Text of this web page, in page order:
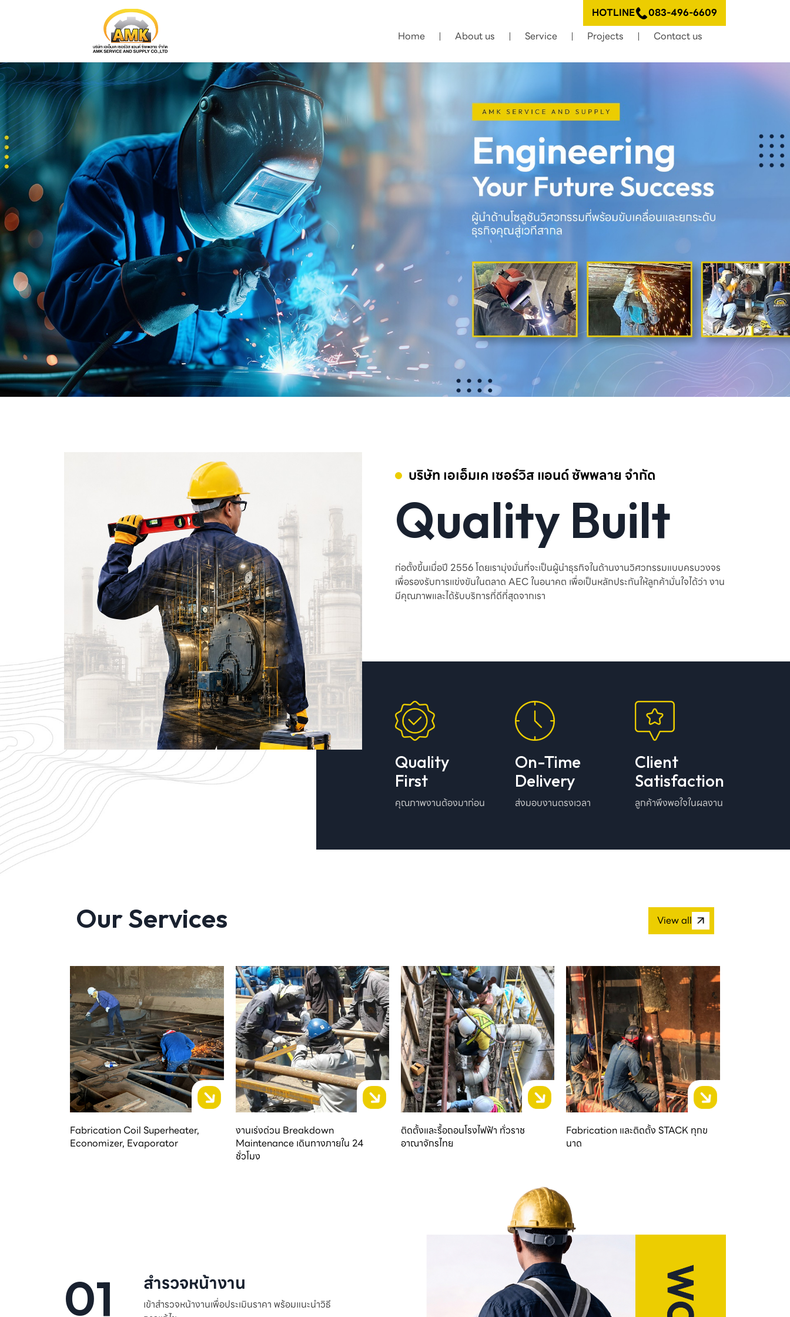
HOTLINE
083-496-6609
Home
About us Service Projects Contact us
บริษัท เอเอ็มเค เซอร์วิส แอนด์ ซัพพลาย จำกัด
Quality Built
ก่อตั้งขึ้นเมื่อปี 2556 โดยเรามุ่งมั่นที่จะเป็นผู้นำธุรกิจในด้านงานวิศวกรรมแบบครบวงจร
เพื่อรองรับการแข่งขันในตลาด AEC ในอนาคต เพื่อเป็นหลักประกันให้ลูกค้ามั่นใจได้ว่า งาน
มีคุณภาพและได้รับบริการที่ดีที่สุดจากเรา
Quality
First
คุณภาพงานต้องมาก่อน
On-Time
Delivery
ส่งมอบงานตรงเวลา
Client
Satisfaction
ลูกค้าพึงพอใจในผลงาน
Our Services View all
Fabrication Coil Superheater,
Economizer, Evaporator
งานเร่งด่วน Breakdown
Maintenance เดินทางภายใน 24
ชั่วโมง
ติดตั้งและรื้อถอนโรงไฟฟ้า ทั่วราช
อาณาจักรไทย
Fabrication และติดตั้ง STACK ทุกข
นาด
01 สำรวจหน้างาน
เข้าสำรวจหน้างานเพื่อประเมินราคา พร้อมแนะนำวิธี